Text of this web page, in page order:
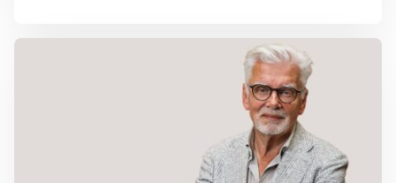
Lees meer over Column Jan Slagter: Vakantie